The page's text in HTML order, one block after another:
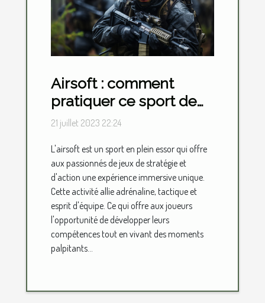
Airsoft : comment
pratiquer ce sport de
loisir ?
21 juillet 2023 22:24
L'airsoft est un sport en plein essor qui offre
aux passionnés de jeux de stratégie et
d'action une expérience immersive unique.
Cette activité allie adrénaline, tactique et
esprit d'équipe. Ce qui offre aux joueurs
l'opportunité de développer leurs
compétences tout en vivant des moments
palpitants...